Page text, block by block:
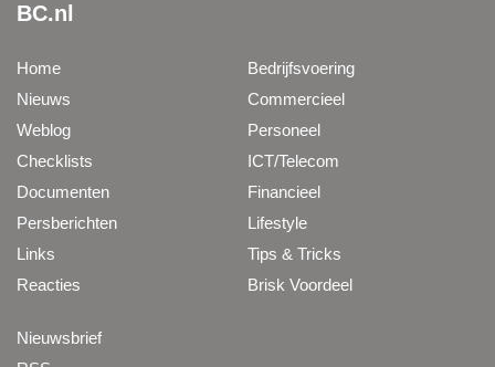
BC.nl
Home
Nieuws
Weblog
Checklists
Documenten
Persberichten
Links
Reacties
Bedrijfsvoering
Commercieel
Personeel
ICT/Telecom
Financieel
Lifestyle
Tips & Tricks
Brisk Voordeel
Nieuwsbrief